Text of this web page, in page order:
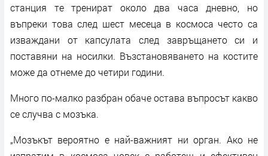
станция те тренират около два часа дневно, но
въпреки това след шест месеца в космоса често са
изваждани от капсулата след завръщането си и
поставяни на носилки. Възстановяването на костите
може да отнеме до четири години.
Много по-малко разбран обаче остава въпросът какво
се случва с мозъка.
„Мозъкът вероятно е най-важният ни орган. Ако не